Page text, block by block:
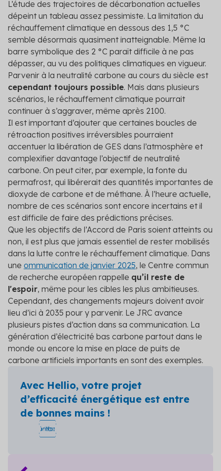
L’étude des trajectoires de décarbonation actuelles
dépeint un tableau assez pessimiste. La limitation du
réchauffement climatique en dessous des 1,5 °C
semble désormais quasiment inatteignable. Même la
barre symbolique des 2 °C paraît difficile à ne pas
dépasser, au vu des politiques climatiques en vigueur.
Parvenir à la neutralité carbone au cours du siècle est
cependant toujours possible. Mais dans plusieurs
scénarios, le réchauffement climatique pourrait
continuer à s’aggraver, même après 2100.
Il est important d’ajouter que certaines boucles de
rétroaction positives irréversibles pourraient
accentuer la libération de GES dans l’atmosphère et
complexifier davantage l’objectif de neutralité
carbone. On peut citer, par exemple, la fonte du
permafrost, qui libérerait des quantités importantes de
dioxyde de carbone et de méthane. À l’heure actuelle,
nombre de ces scénarios sont encore incertains et il
est difficile de faire des prédictions précises.
Que les objectifs de l’Accord de Paris soient atteints ou
non, il est plus que jamais essentiel de rester mobilisés
dans la lutte contre le réchauffement climatique. Dans
une ommunication de janvier 2025, le Centre commun
de recherche européen rappelle qu’il reste de
l'espoir, même pour les cibles les plus ambitieuses.
Cependant, des changements majeurs doivent avoir
lieu d’ici à 2035 pour y parvenir. Le JRC avance
plusieurs pistes d’action dans sa communication. La
génération d’électricité bas carbone partout dans le
monde ou encore la mise en place de puits de
carbone artificiels importants en sont des exemples.
Avec Hellio, votre projet
d’efficacité énergétique est entre
de bonnes mains !